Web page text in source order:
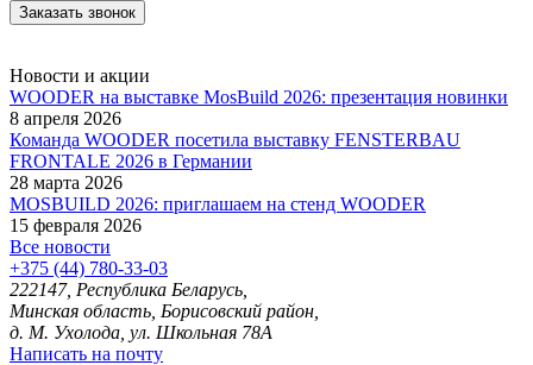
Заказать звонок
Новости и акции
WOODER на выставке MosBuild 2026: презентация новинки
8 апреля 2026
Команда WOODER посетила выставку FENSTERBAU
FRONTALE 2026 в Германии
28 марта 2026
MOSBUILD 2026: приглашаем на стенд WOODER
15 февраля 2026
Все новости
+375 (44) 780-33-03
222147, Республика Беларусь,
Минская область, Борисовский район,
д. М. Ухолода, ул. Школьная 78А
Написать на почту